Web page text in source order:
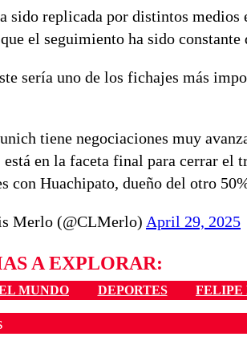
sido replicada por distintos medios
el seguimiento ha sido
sería uno de los fichajes más
tiene negociaciones muy
en la faceta final para cerrar el
con Huachipato, dueño del otro
Merlo (@CLMerlo) April 29, 2025
A EXPLORAR:
MUNDO DEPORTES FELIPE